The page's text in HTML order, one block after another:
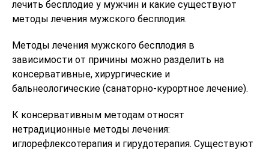
лечить бесплодие у мужчин и какие существуют
методы лечения мужского бесплодия.
Методы лечения мужского бесплодия в
зависимости от причины можно разделить на
консервативные, хирургические и
бальнеологические (санаторно-курортное лечение).
К консервативным методам относят
нетрадиционные методы лечения:
иглорефлексотерапия и гирудотерапия. Существуют